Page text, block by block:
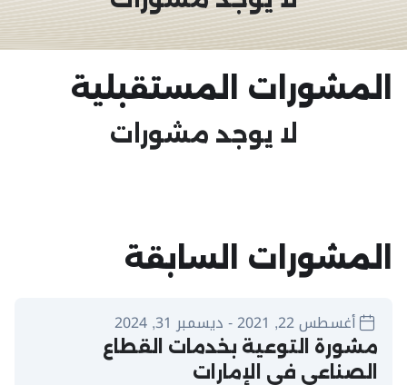
المشورات المستقبلية
لا يوجد مشورات
المشورات السابقة
أغسطس 22, 2021 - ديسمبر 31, 2024
مشورة التوعية بخدمات القطاع
الصناعي في الإمارات